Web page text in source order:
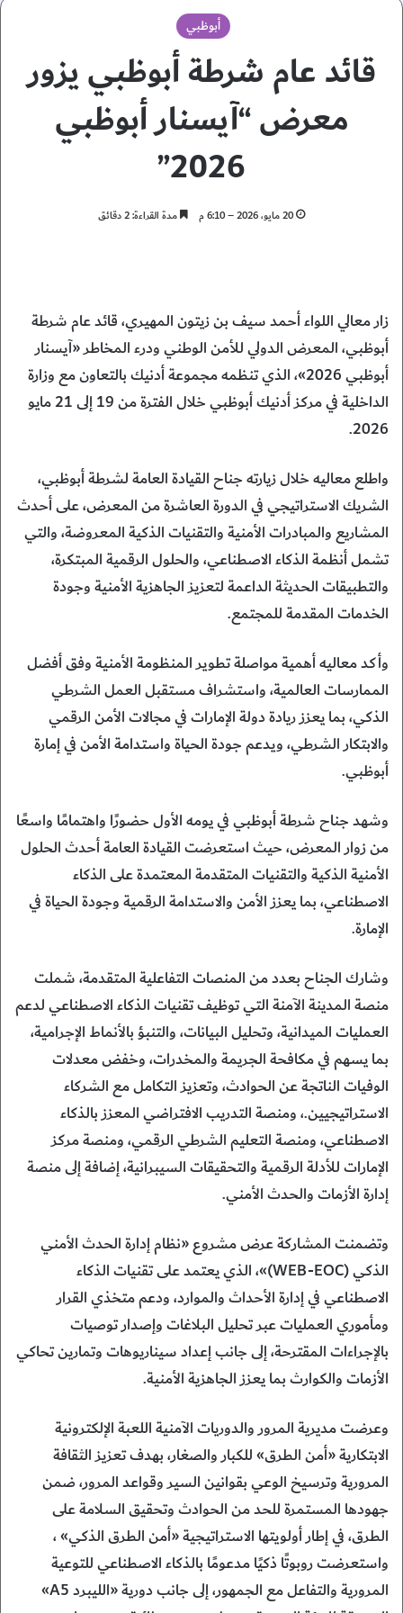
أبوظبي
قائد عام شرطة أبوظبي يزور
معرض “آيسنار أبوظبي
2026”
20 مايو، 2026 – 6:10 م مدة القراءة: 2 دقائق
زار معالي اللواء أحمد سيف بن زيتون المهيري، قائد عام شرطة
أبوظبي، المعرض الدولي للأمن الوطني ودرء المخاطر «آيسنار
أبوظبي 2026»، الذي تنظمه مجموعة أدنيك بالتعاون مع وزارة
الداخلية في مركز أدنيك أبوظبي خلال الفترة من 19 إلى 21 مايو
2026.
واطلع معاليه خلال زيارته جناح القيادة العامة لشرطة أبوظبي،
الشريك الاستراتيجي في الدورة العاشرة من المعرض، على أحدث
المشاريع والمبادرات الأمنية والتقنيات الذكية المعروضة، والتي
تشمل أنظمة الذكاء الاصطناعي، والحلول الرقمية المبتكرة،
والتطبيقات الحديثة الداعمة لتعزيز الجاهزية الأمنية وجودة
الخدمات المقدمة للمجتمع.
وأكد معاليه أهمية مواصلة تطوير المنظومة الأمنية وفق أفضل
الممارسات العالمية، واستشراف مستقبل العمل الشرطي
الذكي، بما يعزز ريادة دولة الإمارات في مجالات الأمن الرقمي
والابتكار الشرطي، ويدعم جودة الحياة واستدامة الأمن في إمارة
أبوظبي.
وشهد جناح شرطة أبوظبي في يومه الأول حضورًا واهتمامًا واسعًا
من زوار المعرض، حيث استعرضت القيادة العامة أحدث الحلول
الأمنية الذكية والتقنيات المتقدمة المعتمدة على الذكاء
الاصطناعي، بما يعزز الأمن والاستدامة الرقمية وجودة الحياة في
الإمارة.
وشارك الجناح بعدد من المنصات التفاعلية المتقدمة، شملت
منصة المدينة الآمنة التي توظيف تقنيات الذكاء الاصطناعي لدعم
العمليات الميدانية، وتحليل البيانات، والتنبؤ بالأنماط الإجرامية،
بما يسهم في مكافحة الجريمة والمخدرات، وخفض معدلات
الوفيات الناتجة عن الحوادث، وتعزيز التكامل مع الشركاء
الاستراتيجيين.، ومنصة التدريب الافتراضي المعزز بالذكاء
الاصطناعي، ومنصة التعليم الشرطي الرقمي، ومنصة مركز
الإمارات للأدلة الرقمية والتحقيقات السيبرانية، إضافة إلى منصة
إدارة الأزمات والحدث الأمني.
وتضمنت المشاركة عرض مشروع «نظام إدارة الحدث الأمني
الذكي (WEB-EOC)»، الذي يعتمد على تقنيات الذكاء
الاصطناعي في إدارة الأحداث والموارد، ودعم متخذي القرار
ومأموري العمليات عبر تحليل البلاغات وإصدار توصيات
بالإجراءات المقترحة، إلى جانب إعداد سيناريوهات وتمارين تحاكي
الأزمات والكوارث بما يعزز الجاهزية الأمنية.
وعرضت مديرية المرور والدوريات الآمنية اللعبة الإلكترونية
الابتكارية «أمن الطرق» للكبار والصغار، بهدف تعزيز الثقافة
المرورية وترسيخ الوعي بقوانين السير وقواعد المرور، ضمن
جهودها المستمرة للحد من الحوادث وتحقيق السلامة على
الطرق، في إطار أولويتها الاستراتيجية «أمن الطرق الذكي» ،
واستعرضت روبوتًا ذكيًا مدعومًا بالذكاء الاصطناعي للتوعية
المرورية والتفاعل مع الجمهور، إلى جانب دورية «الليبرد A5»